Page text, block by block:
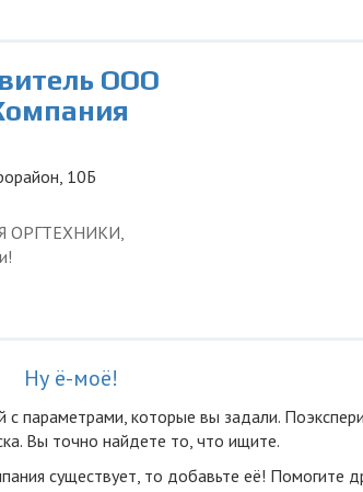
ООО
10Б
ОРГТЕХНИКИ,
Ну ё-моё!
параметрами, которые вы задали.
Вы точно найдете то, что ищите.
существует, то добавьте её! Помогите